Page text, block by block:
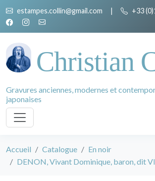
estampes.collin@gmail.com | +33
Christian
Gravures anciennes, modernes et
japonaises
Accueil Catalogue
En noir
DENON, Vivant Dominique, baron, dit